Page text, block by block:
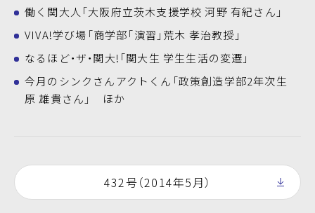
働く関大人「大阪府立茨木支援学校 河野 有紀さん」
VIVA!学び場「商学部「演習」荒木 孝治教授」
なるほど・ザ・関大!「関大生 学生生活の変遷」
今月のシンクさんアクトくん「政策創造学部2年次生
原 雄貴さん」 ほか
432号（2014年5月）